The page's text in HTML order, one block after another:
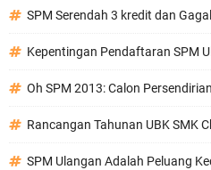
SPM Serendah 3 kredit dan
Kepentingan Pendaftaran SPM
Oh SPM 2013: Calon Persendirian
Rancangan Tahunan UBK SMK
SPM Ulangan Adalah Peluang